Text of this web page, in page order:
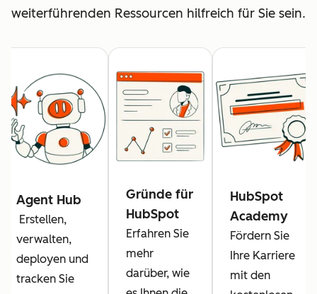
weiterführenden Ressourcen hilfreich für Sie sein.
Agent Hub
Erstellen,
verwalten,
deployen und
tracken Sie
Gründe für
HubSpot
Erfahren Sie
mehr
darüber, wie
HubSpot
Academy
Fördern Sie
Ihre Karriere
mit den